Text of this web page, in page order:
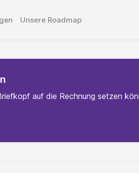
Unsere Roadmap
auf die Rechnung setzen